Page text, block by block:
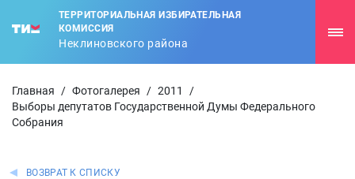
ТЕРРИТОРИАЛЬНАЯ ИЗБИРАТЕЛЬНАЯ
КОМИССИЯ
Неклиновского района
Главная / Фотогалерея / 2011
/
Выборы депутатов Государственной Думы Федерального
Собрания
ВОЗВРАТ К СПИСКУ